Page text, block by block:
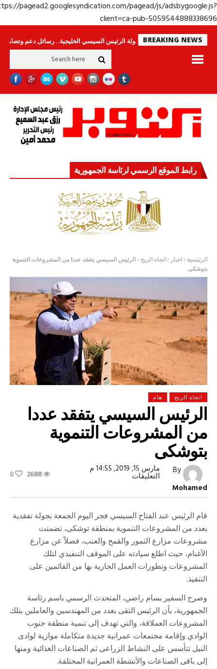
https://pagead2.googlesyndication.com/pagead/js/
client=ca-pub-
BREAKING NEWS
لا ينامون جولة الرئيس السيسي الخليجية.. رسائل دعم وتضامن للأشقاء
رابط الموقع الرسمي لرئاسة الجمهورية
الرئيسية اخبار اتجاه الريح الرئيس السيسي يتفقد عددا من المشروعات التنموية
بتوشكى
اتجاه الريح هام
الرئيس السيسي يتفقد عددا
من المشروعات التنموية
بتوشكى
By
Mohamed
مارس 15, 2019, 14:55 م
التعليقاتعلى
يتفقد
من
المشروعات
التنموية
بتوشكى
مغلقة
2688
0
قام الرئيس عبد الفتاح السيسي فجر اليوم الجمعة بجولة تفقدية
بعدد من المشروعات التنموية بمنطقة توشكى، تضمنت
مشروعات مزارع التمور والقمح والعنب، فضلاً عن مزارع
الأغنام، حيث اطلع سيادته على الموقف التنفيذي لتلك
المشروعات وتطورات العمل الجارية بها من القائمين على
التنفيذ.
وصرح السفير بسام راضي، المتحدث الرسمي باسم رئاسة
الجمهورية، بأن الرئيس التقى بعدد من المهندسين والعاملين بتلك
المشروعات العملاقة، والتي تهدف إلى تنمية منطقة جنوب
الوادي وإقامة مجتمعات عمرانية جديدة متكاملة موازية لوادى
النيل تتأسس على النشاط الزراعى ثم الصناعات الغذائية ومنها
إلى باقى الصناعات والأنشطة العمرانية المختلفة.